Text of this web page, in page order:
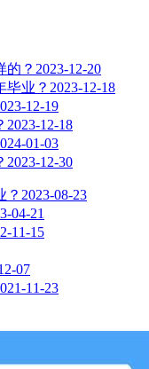
的？ 2023-12-20
毕业？ 2023-12-18
12-19
2023-12-18
01-03
2023-12-30
？ 2023-08-23
04-21
11-15
07
11-23